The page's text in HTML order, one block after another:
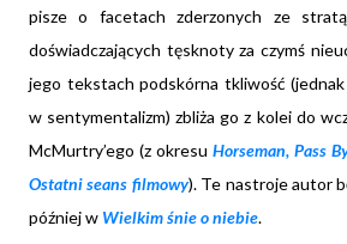
pisze o facetach zderzonych ze
doświadczających tęsknoty za czymś
jego tekstach podskórna tkliwość
w sentymentalizm) zbliża go z kolei do
McMurtry’ego (z okresu Horseman, Pass
Ostatni seans filmowy). Te nastroje autor
później w Wielkim śnie o niebie.